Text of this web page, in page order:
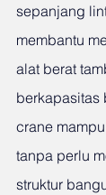
sepanjang
membantu
alat berat
berkapasitas
crane
tanpa perlu
struktur